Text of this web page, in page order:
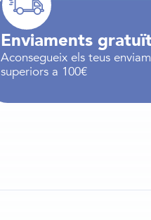
Enviaments
Aconsegueix els teus
superiors a 100€